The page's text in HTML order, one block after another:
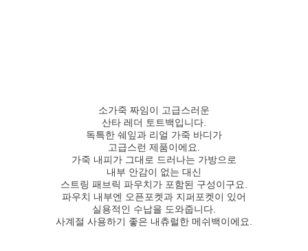
소가죽 짜임이 고급스러운
산타 레더 토트백입니다.
독특한 쉐잎과 리얼 가죽 바디가
고급스런 제품이에요.
가죽 내피가 그대로 드러나는 가방으로
내부 안감이 없는 대신
스트링 패브릭 파우치가 포함된 구성이구요.
파우치 내부엔 오픈포켓과 지퍼포켓이 있어
실용적인 수납을 도와줍니다.
사계절 사용하기 좋은 내츄럴한 메쉬백이에요.